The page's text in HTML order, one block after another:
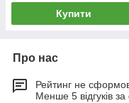
Купити
Про нас
Рейтинг не
Менше 5 відгуків за